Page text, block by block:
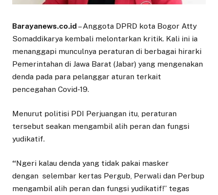
Barayanews.co.id – Anggota DPRD kota Bogor Atty
Somaddikarya kembali melontarkan kritik. Kali ini ia
menanggapi munculnya peraturan di berbagai hirarki
Pemerintahan di Jawa Barat (Jabar) yang mengenakan
denda pada para pelanggar aturan terkait
pencegahan Covid-19.
Menurut politisi PDI Perjuangan itu, peraturan
tersebut seakan mengambil alih peran dan fungsi
yudikatif.
“Ngeri kalau denda yang tidak pakai masker
dengan selembar kertas Pergub, Perwali dan Perbup
mengambil alih peran dan fungsi yudikatif!” tegas